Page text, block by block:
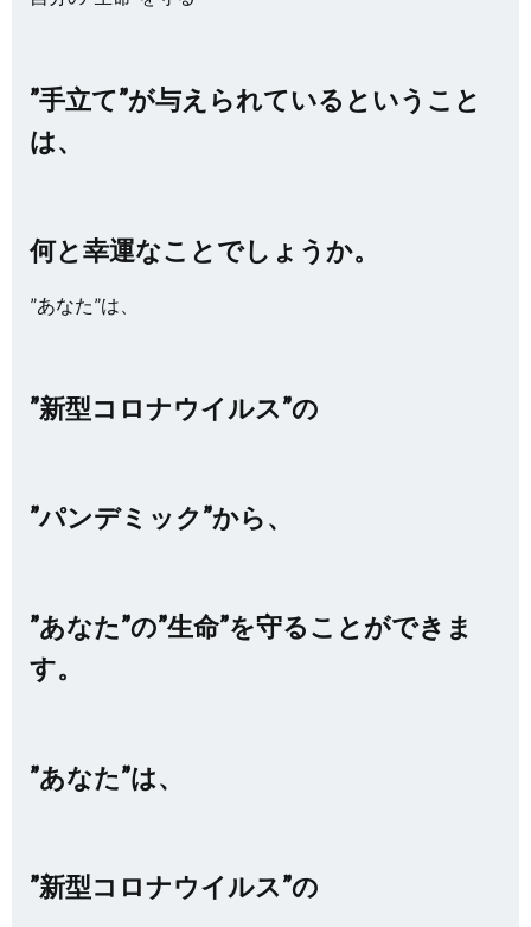
”手立て”が与えられているということ
は、
何と幸運なことでしょうか。
”あなた”は、
”新型コロナウイルス”の
”パンデミック”から、
”あなた”の”生命”を守ることができま
す。
”あなた”は、
”新型コロナウイルス”の